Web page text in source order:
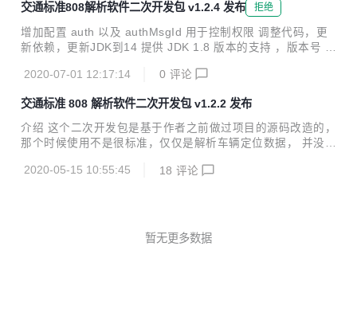
交通标准808解析软件二次开发包 v1.2.4 发布 拒绝
增加配置 auth 以及 authMsgId 用于控制权限 调整代码，更
新依赖，更新JDK到14 提供 JDK 1.8 版本的支持 ，版本号 v
2020-07-01 12:17:14
0 评论
交通标准 808 解析软件二次开发包 v1.2.2 发布
介绍 这个二次开发包是基于作者之前做过项目的源码改造的，
那个时候使用不是很标准，仅仅是解析车辆定位数据， 并没有
码。 版本特性 20200512 v1.2.2 :boom: 兼容交通标准808协
v1.0.1 :boom: 处理分包粘包 :boom: 兼容交通标准808协议
2020-05-15 10:55:45 18 评论
暂无更多数据